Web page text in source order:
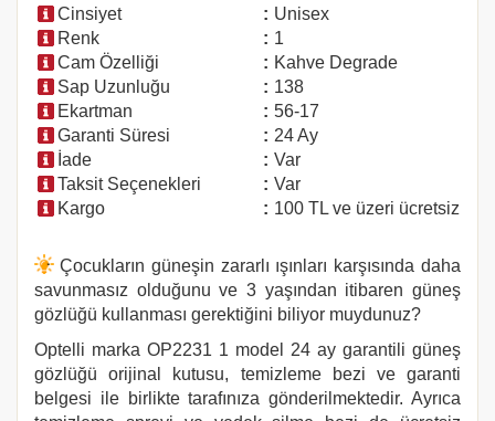
Cinsiyet
: Unisex
Renk
: 1
Cam Özelliği
: Kahve Degrade
Sap Uzunluğu
: 138
Ekartman
: 56-17
Garanti Süresi
: 24 Ay
İade
: Var
Taksit Seçenekleri
: Var
Kargo
: 100 TL ve üzeri ücretsiz
Çocukların güneşin zararlı ışınları karşısında daha
savunmasız olduğunu ve 3 yaşından itibaren güneş
gözlüğü kullanması gerektiğini biliyor muydunuz?
Optelli marka OP2231 1 model 24 ay garantili güneş
gözlüğü orijinal kutusu, temizleme bezi ve garanti
belgesi ile birlikte tarafınıza gönderilmektedir. Ayrıca